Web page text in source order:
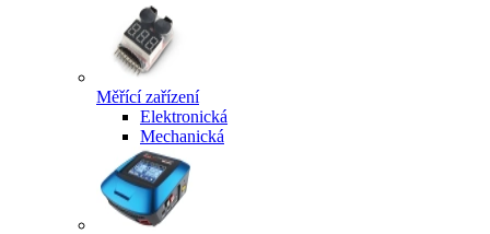
Měřící zařízení
Elektronická
Mechanická